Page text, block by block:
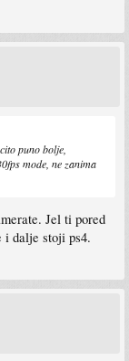
puno bolje,
mode, ne zanima
Jel ti pored
i dalje stoji ps4.